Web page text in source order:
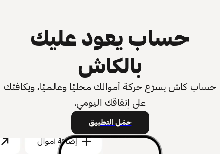
حساب يعود عليك
بالكاش
حساب كاش يسرّع حركة أموالك محليًا وعالميًا، ويكافئك
على إنفاقك اليومي.
حمّل التطبيق